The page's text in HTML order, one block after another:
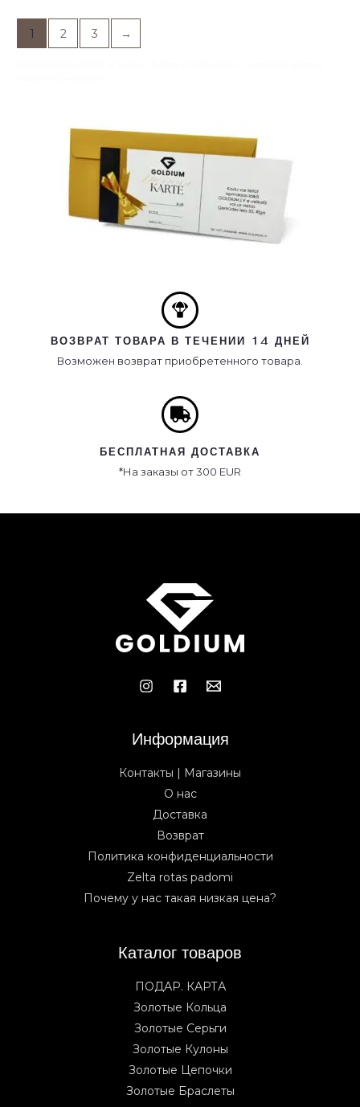
1 2 3 →
ВОЗВРАТ ТОВАРА В ТЕЧЕНИИ 14 ДНЕЙ
Возможен возврат приобретенного товара.
БЕСПЛАТНАЯ ДОСТАВКА
*На заказы от 300 EUR
Информация
Контакты | Магазины
О нас
Доставка
Возврат
Политика конфиденциальности
Zelta rotas padomi
Почему у нас такая низкая цена?
Каталог товаров
ПОДАР. КАРТА
Золотые Кольца
Золотые Серьги
Золотые Кулоны
Золотые Цепочки
Золотые Браслеты